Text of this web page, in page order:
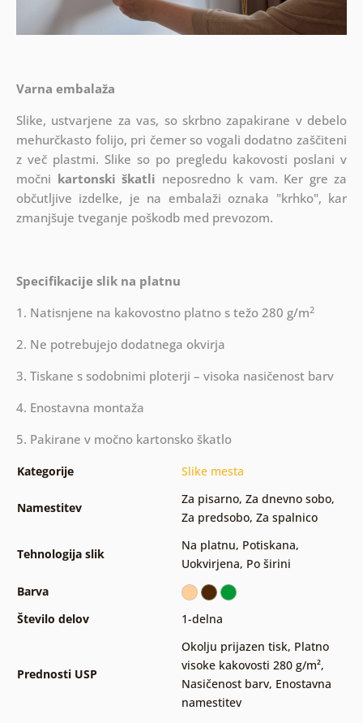
Varna embalaža
Slike, ustvarjene za vas, so skrbno zapakirane v debelo
mehurčkasto folijo, pri čemer so vogali dodatno zaščiteni
z več plastmi. Slike so po pregledu kakovosti poslani v
močni kartonski škatli neposredno k vam. Ker gre za
občutljive izdelke, je na embalaži oznaka "krhko", kar
zmanjšuje tveganje poškodb med prevozom.
Specifikacije slik na platnu
1. Natisnjene na kakovostno platno s težo 280 g/m2
2. Ne potrebujejo dodatnega okvirja
3. Tiskane s sodobnimi ploterji – visoka nasičenost barv
4. Enostavna montaža
5. Pakirane v močno kartonsko škatlo
Kategorije Slike mesta
Namestitev
Za pisarno, Za dnevno sobo,
Za predsobo, Za spalnico
Tehnologija slik
Na platnu, Potiskana,
Uokvirjena, Po širini
Barva
Število delov
1-delna
Prednosti USP
Okolju prijazen tisk, Platno
visoke kakovosti 280 g/m²,
Nasičenost barv, Enostavna
namestitev